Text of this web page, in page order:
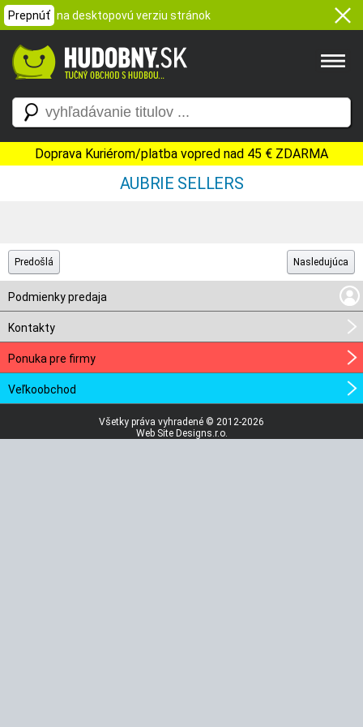
Prepnúť na desktopovú verziu stránok
Doprava Kuriérom/platba vopred nad 45 € ZDARMA
AUBRIE SELLERS
Predošlá Nasledujúca
Podmienky predaja
Kontakty
Ponuka pre firmy
Veľkoobchod
Všetky práva vyhradené © 2012-2026
Web Site Designs.r.o.